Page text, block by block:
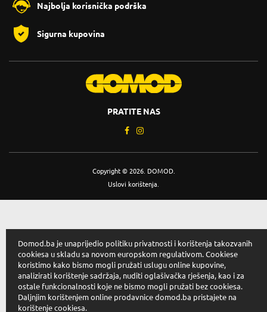
Najbolja korisnička podrška
Sigurna kupovina
PRATITE NAS
Copyright © 2026. DOMOD.
Uslovi korištenja
Domod.ba je unaprijedio politiku privatnosti i korištenja takozvanih
cookiesa u skladu sa novom europskom regulativom. Cookiese
koristimo kako bismo mogli pružati uslugu online kupovine,
analizirati korištenje sadržaja, nuditi oglašivačka rješenja, kao i za
ostale funkcionalnosti koje ne bismo mogli pružati bez cookiesa.
Daljnjim korištenjem online prodavnice domod.ba pristajete na
korištenje cookiesa.